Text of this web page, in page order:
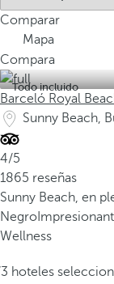
Comparar
Mapa
Compara
Todo incluido
Barceló Royal
Sunny Beach,
4/5
1865 reseñas
Sunny Beach, en
Negro
Wellness
hoteles